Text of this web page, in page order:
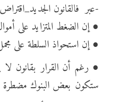
-عبر فالقانون الجديد_اقتراض 9 مليار دولار أمريكي اضافية على الدين الحالي .
● إن الضغط المتزايد على
● إن استحواذ السلطة على
● رغم أن القرار بقانون
ستكون بعض البنوك مضطرة